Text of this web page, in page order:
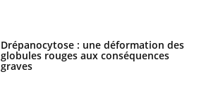
Drépanocytose : une déformation des
globules rouges aux conséquences
graves